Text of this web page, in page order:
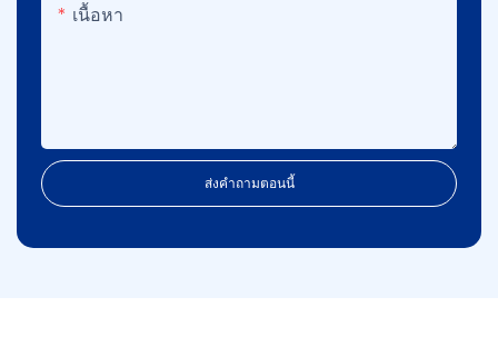
เนื้อหา
ส่งคำถามตอนนี้